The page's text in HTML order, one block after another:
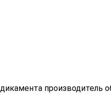
производитель